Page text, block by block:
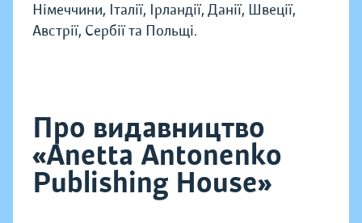
Німеччини, Італії, Ірландії, Данії, Швеції,
Австрії, Сербії та Польщі.
Про видавництво
«Anetta Antonenko
Publishing House»